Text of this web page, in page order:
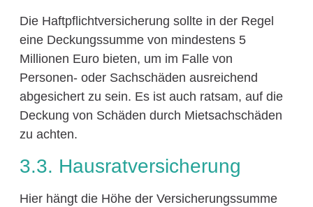
Die Haftpflichtversicherung sollte in der Regel
eine Deckungssumme von mindestens 5
Millionen Euro bieten, um im Falle von
Personen- oder Sachschäden ausreichend
abgesichert zu sein. Es ist auch ratsam, auf die
Deckung von Schäden durch Mietsachschäden
zu achten.
3.3. Hausratversicherung
Hier hängt die Höhe der Versicherungssumme